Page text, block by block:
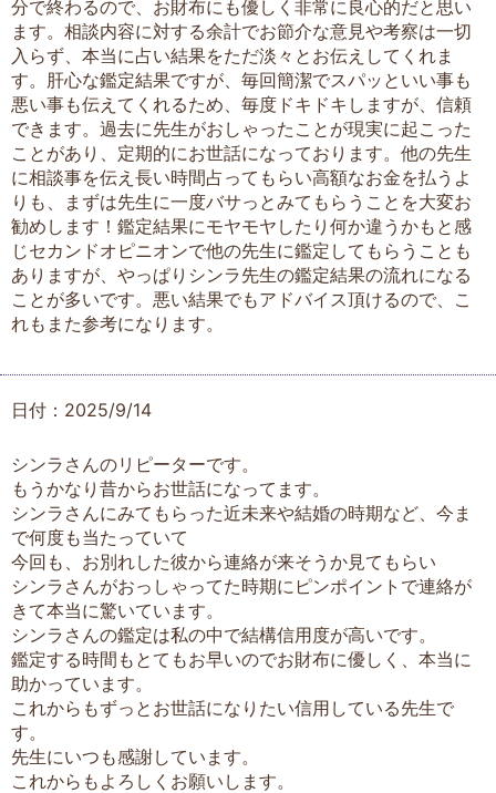
分で終わるので、お財布にも優しく非常に良心的だと思い
ます。相談内容に対する余計でお節介な意見や考察は一切
入らず、本当に占い結果をただ淡々とお伝えしてくれま
す。肝心な鑑定結果ですが、毎回簡潔でスパッといい事も
悪い事も伝えてくれるため、毎度ドキドキしますが、信頼
できます。過去に先生がおしゃったことが現実に起こった
ことがあり、定期的にお世話になっております。他の先生
に相談事を伝え長い時間占ってもらい高額なお金を払うよ
りも、まずは先生に一度バサっとみてもらうことを大変お
勧めします！鑑定結果にモヤモヤしたり何か違うかもと感
じセカンドオピニオンで他の先生に鑑定してもらうことも
ありますが、やっぱりシンラ先生の鑑定結果の流れになる
ことが多いです。悪い結果でもアドバイス頂けるので、こ
れもまた参考になります。
日付：2025/9/14
シンラさんのリピーターです。
もうかなり昔からお世話になってます。
シンラさんにみてもらった近未来や結婚の時期など、今ま
で何度も当たっていて
今回も、お別れした彼から連絡が来そうか見てもらい
シンラさんがおっしゃってた時期にピンポイントで連絡が
きて本当に驚いています。
シンラさんの鑑定は私の中で結構信用度が高いです。
鑑定する時間もとてもお早いのでお財布に優しく、本当に
助かっています。
これからもずっとお世話になりたい信用している先生で
す。
先生にいつも感謝しています。
これからもよろしくお願いします。